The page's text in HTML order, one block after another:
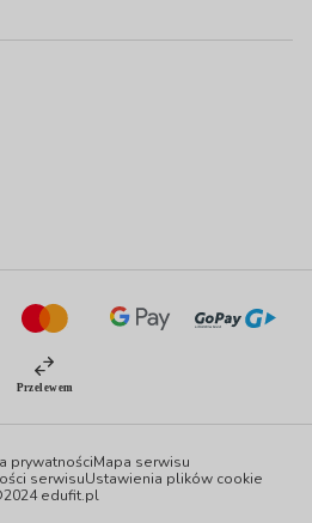
edufit.pl
prywatnościMapa serwisu
serwisuUstawienia plików cookie